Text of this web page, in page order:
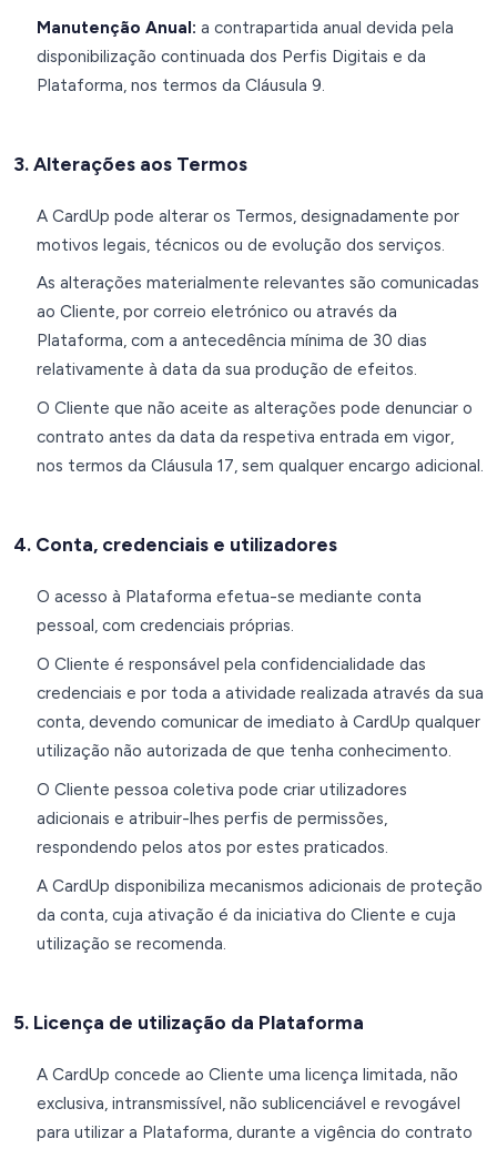
Manutenção Anual: a contrapartida anual devida pela
disponibilização continuada dos Perfis Digitais e da
Plataforma, nos termos da Cláusula 9.
3. Alterações aos Termos
A CardUp pode alterar os Termos, designadamente por
motivos legais, técnicos ou de evolução dos serviços.
As alterações materialmente relevantes são comunicadas
ao Cliente, por correio eletrónico ou através da
Plataforma, com a antecedência mínima de 30 dias
relativamente à data da sua produção de efeitos.
O Cliente que não aceite as alterações pode denunciar o
contrato antes da data da respetiva entrada em vigor,
nos termos da Cláusula 17, sem qualquer encargo adicional.
4. Conta, credenciais e utilizadores
O acesso à Plataforma efetua-se mediante conta
pessoal, com credenciais próprias.
O Cliente é responsável pela confidencialidade das
credenciais e por toda a atividade realizada através da sua
conta, devendo comunicar de imediato à CardUp qualquer
utilização não autorizada de que tenha conhecimento.
O Cliente pessoa coletiva pode criar utilizadores
adicionais e atribuir-lhes perfis de permissões,
respondendo pelos atos por estes praticados.
A CardUp disponibiliza mecanismos adicionais de proteção
da conta, cuja ativação é da iniciativa do Cliente e cuja
utilização se recomenda.
5. Licença de utilização da Plataforma
A CardUp concede ao Cliente uma licença limitada, não
exclusiva, intransmissível, não sublicenciável e revogável
para utilizar a Plataforma, durante a vigência do contrato